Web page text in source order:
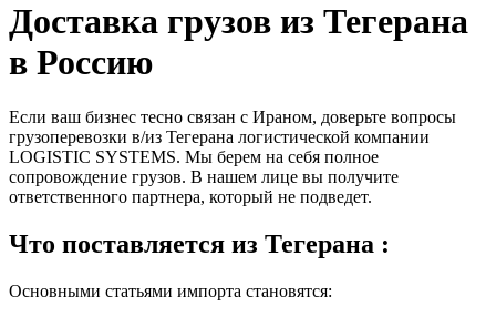
Доставка грузов из Тегерана
в Россию
Если ваш бизнес тесно связан с Ираном, доверьте вопросы
грузоперевозки в/из Тегерана логистической компании
LOGISTIC SYSTEMS. Мы берем на себя полное
сопровождение грузов. В нашем лице вы получите
ответственного партнера, который не подведет.
Что поставляется из Тегерана :
Основными статьями импорта становятся: